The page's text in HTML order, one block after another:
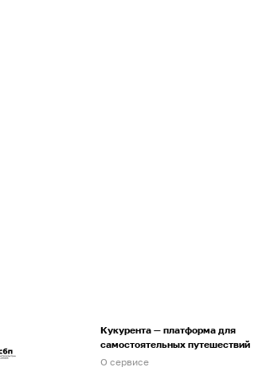
Кукурента — платформа для
самостоятельных путешествий
О сервисе